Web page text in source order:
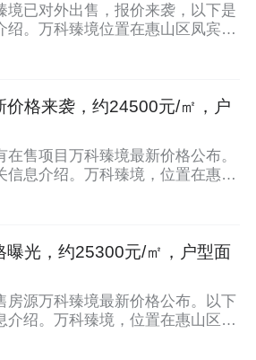
境已对外出售，报价来袭，以下是
绍。万科臻境位置在惠山区凤宾路
价格来袭，约24500元/㎡，户
在售项目万科臻境最新价格公布。
信息介绍。万科臻境，位置在惠山
曝光，约25300元/㎡，户型面
房源万科臻境最新价格公布。以下
介绍。万科臻境，位置在惠山区凤